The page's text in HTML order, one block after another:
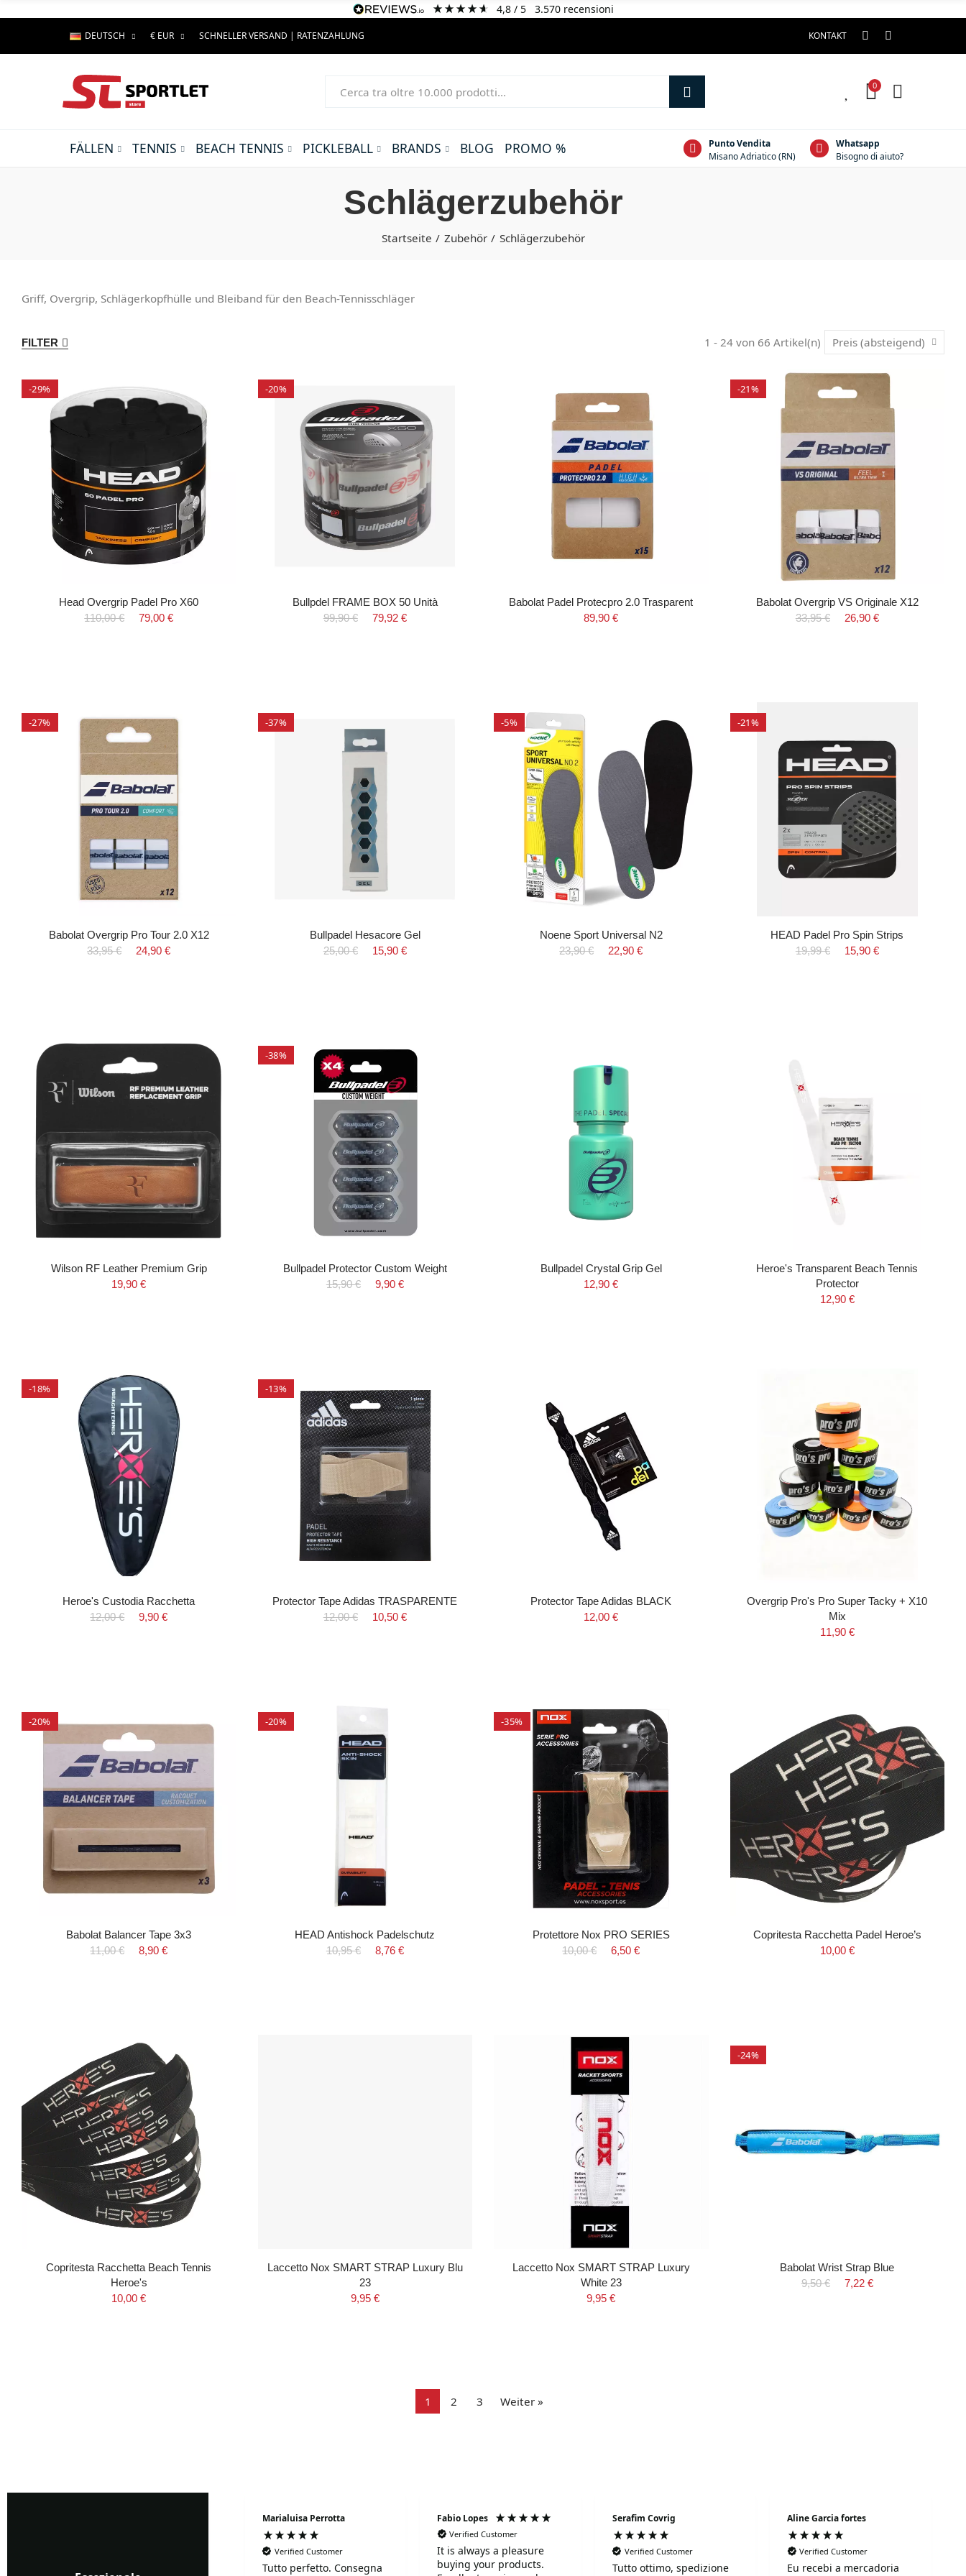
4,8/ 5 3.570 recensioni
DEUTSCH € EUR SCHNELLER VERSAND | RATENZAHLUNG KONTAKT
0
FÄLLEN TENNIS BEACH TENNIS PICKLEBALL BRANDS BLOG PROMO %
Punto Vendita
Misano Adriatico (RN)
Whatsapp
Bisogno di aiuto?
Schlägerzubehör
Startseite Zubehör Schlägerzubehör
Griff, Overgrip, Schlägerkopfhülle und Bleiband für den Beach-Tennisschläger
FILTER 1 - 24 von 66 Artikel(n) Preis (absteigend)
-29%
Head Overgrip Padel Pro X60
110,00 €
79,00 €
-20%
Bullpdel FRAME BOX 50 Unità
99,90 €
79,92 €
Babolat Padel Protecpro 2.0 Trasparent
89,90 €
-21%
Babolat Overgrip VS Originale X12
33,95 €
26,90 €
-27%
Babolat Overgrip Pro Tour 2.0 X12
33,95 €
24,90 €
-37%
Bullpadel Hesacore Gel
25,00 €
15,90 €
-5%
Noene Sport Universal N2
23,90 €
22,90 €
-21%
HEAD Padel Pro Spin Strips
19,99 €
15,90 €
Wilson RF Leather Premium Grip
19,90 €
-38%
Bullpadel Protector Custom Weight
15,90 €
9,90 €
Bullpadel Crystal Grip Gel
12,90 €
Heroe's Transparent Beach Tennis
Protector
12,90 €
-18%
Heroe's Custodia Racchetta
12,00 €
9,90 €
-13%
Protector Tape Adidas TRASPARENTE
12,00 €
10,50 €
Protector Tape Adidas BLACK
12,00 €
Overgrip Pro's Pro Super Tacky + X10
Mix
11,90 €
-20%
Babolat Balancer Tape 3x3
11,00 €
8,90 €
-20%
HEAD Antishock Padelschutz
10,95 €
8,76 €
-35%
Protettore Nox PRO SERIES
10,00 €
6,50 €
Copritesta Racchetta Padel Heroe’s
10,00 €
Copritesta Racchetta Beach Tennis
Heroe's
10,00 €
Laccetto Nox SMART STRAP Luxury Blu
23
9,95 €
Laccetto Nox SMART STRAP Luxury
White 23
9,95 €
-24%
Babolat Wrist Strap Blue
9,50 €
7,22 €
1 2 3 Weiter »
Marialuisa Perrotta
Verified Customer
Tutto perfetto. Consegna
Fabio Lopes
Verified Customer
It is always a pleasure
buying your products.
Serafim Covrig
Verified Customer
Tutto ottimo, spedizione
Aline Garcia fortes
Verified Customer
Eu recebi a mercadoria